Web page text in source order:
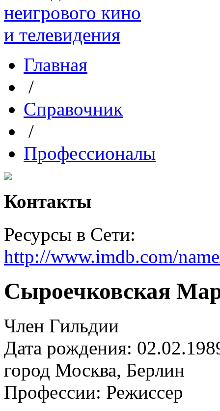
Главная
/
Справочник
/
Профессионалы
Контакты
Ресурсы в Сети:
http://www.imdb.com/
Сыроечковская
Член Гильдии
Дата рождения:
город Москва, Берлин
Профессии: Режиссер